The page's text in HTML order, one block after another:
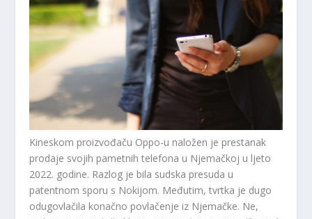
Kineskom proizvođaču Oppo-u naložen je prestanak
prodaje svojih pametnih telefona u Njemačkoj u ljeto
2022. godine. Razlog je bila sudska presuda u
patentnom sporu s Nokijom. Međutim, tvrtka je dugo
odugovlačila konačno povlačenje iz Njemačke. Ne,